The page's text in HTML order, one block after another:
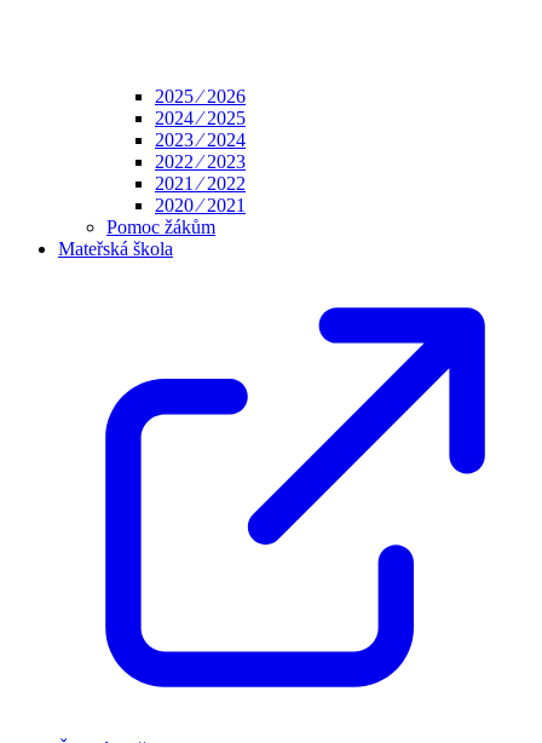
2025 ⁄ 2026
2024 ⁄ 2025
2023 ⁄ 2024
2022 ⁄ 2023
2021 ⁄ 2022
2020 ⁄ 2021
Pomoc žákům
Mateřská škola